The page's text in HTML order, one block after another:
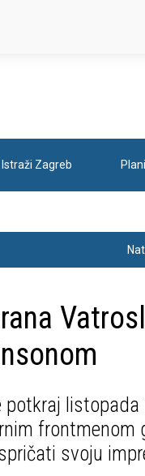
Istraži Zagreb
potkraj
svoju